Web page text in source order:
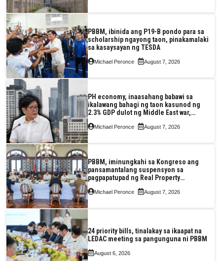
PBBM, ibinida ang P19-B pondo para sa
scholarship ngayong taon, pinakamalaki
sa kasaysayan ng TESDA
Michael Peronce August 7, 2026
PH economy, inaasahang babawi sa
ikalawang bahagi ng taon kasunod ng
2.3% GDP dulot ng Middle East war,
pagkaantala ng public construction
Michael Peronce August 7, 2026
PBBM, iminungkahi sa Kongreso ang
pansamantalang suspensyon sa
pagpapatupad ng Real Property
Valuation and Assessment Reform Act
Michael Peronce August 7, 2026
24 priority bills, tinalakay sa ikaapat na
LEDAC meeting sa pangunguna ni PBBM
August 6, 2026